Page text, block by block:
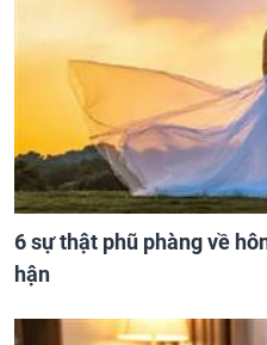
6 sự thật phũ phàng về
hận